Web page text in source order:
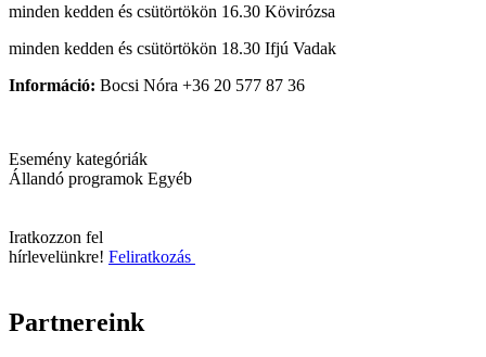
minden kedden és csütörtökön 16.30 Kövirózsa
minden kedden és csütörtökön 18.30 Ifjú Vadak
Információ: Bocsi Nóra +36 20 577 87 36
Esemény kategóriák
Állandó programok Egyéb
Iratkozzon fel
hírlevelünkre! Feliratkozás
Partnereink